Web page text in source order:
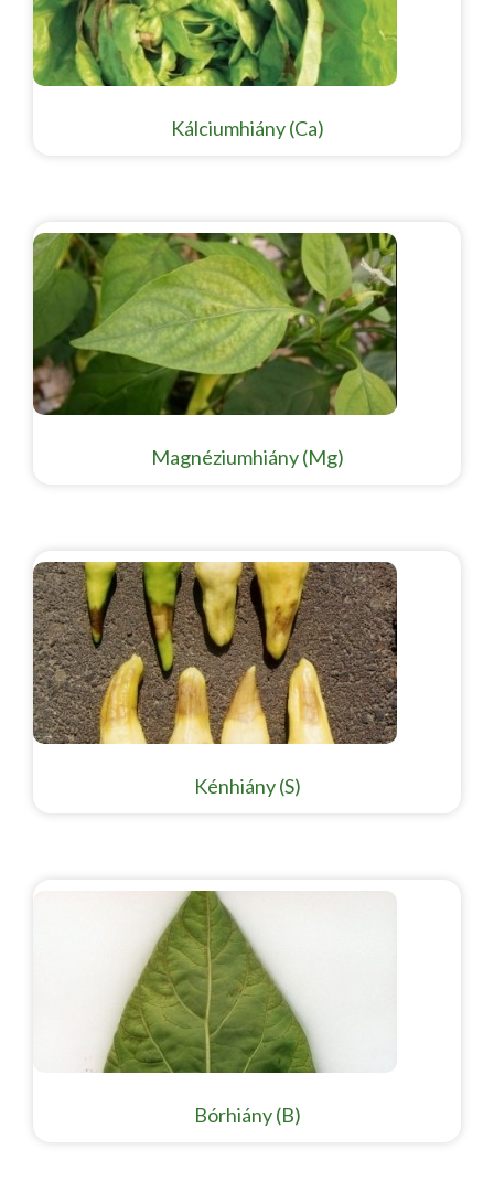
Kálciumhiány (Ca)
Magnéziumhiány (Mg)
Kénhiány (S)
Bórhiány (B)